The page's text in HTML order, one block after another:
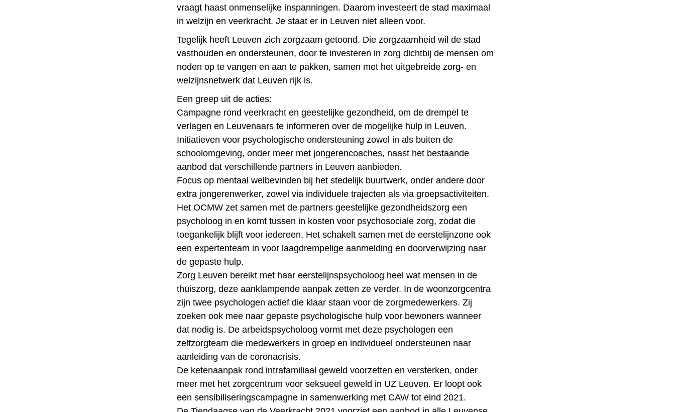
vraagt haast onmenselijke inspanningen. Daarom investeert de stad maximaal
in welzijn en veerkracht. Je staat er in Leuven niet alleen voor.
Tegelijk heeft Leuven zich zorgzaam getoond. Die zorgzaamheid wil de stad
vasthouden en ondersteunen, door te investeren in zorg dichtbij de mensen om
noden op te vangen en aan te pakken, samen met het uitgebreide zorg- en
welzijnsnetwerk dat Leuven rijk is.
Een greep uit de acties:
Campagne rond veerkracht en geestelijke gezondheid, om de drempel te
verlagen en Leuvenaars te informeren over de mogelijke hulp in Leuven.
Initiatieven voor psychologische ondersteuning zowel in als buiten de
schoolomgeving, onder meer met jongerencoaches, naast het bestaande
aanbod dat verschillende partners in Leuven aanbieden.
Focus op mentaal welbevinden bij het stedelijk buurtwerk, onder andere door
extra jongerenwerker, zowel via individuele trajecten als via groepsactiviteiten.
Het OCMW zet samen met de partners geestelijke gezondheidszorg een
psycholoog in en komt tussen in kosten voor psychosociale zorg, zodat die
toegankelijk blijft voor iedereen. Het schakelt samen met de eerstelijnzone ook
een expertenteam in voor laagdrempelige aanmelding en doorverwijzing naar
de gepaste hulp.
Zorg Leuven bereikt met haar eerstelijnspsycholoog heel wat mensen in de
thuiszorg, deze aanklampende aanpak zetten ze verder. In de woonzorgcentra
zijn twee psychologen actief die klaar staan voor de zorgmedewerkers. Zij
zoeken ook mee naar gepaste psychologische hulp voor bewoners wanneer
dat nodig is. De arbeidspsycholoog vormt met deze psychologen een
zelfzorgteam die medewerkers in groep en individueel ondersteunen naar
aanleiding van de coronacrisis.
De ketenaanpak rond intrafamiliaal geweld voorzetten en versterken, onder
meer met het zorgcentrum voor seksueel geweld in UZ Leuven. Er loopt ook
een sensibiliseringscampagne in samenwerking met CAW tot eind 2021.